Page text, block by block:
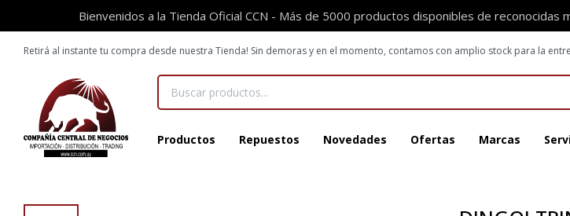
Bienvenidos a la Tienda Oficial CCN - Más de 5000 productos disponibles de
Productos Repuestos Novedades Ofertas Marcas
Retirá al instante tu compra desde nuestra Tienda! Sin demoras y en el momento, contamos con amplio stock para la